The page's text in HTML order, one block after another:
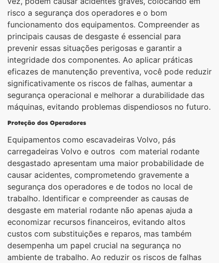
risco a segurança dos operadores e o bom
funcionamento dos equipamentos. Compreender as
principais causas de desgaste é essencial para
prevenir essas situações perigosas e garantir a
integridade dos componentes. Ao aplicar práticas
eficazes de manutenção preventiva, você pode reduzir
significativamente os riscos de falhas, aumentar a
segurança operacional e melhorar a durabilidade das
máquinas, evitando problemas dispendiosos no futuro.
Proteção dos Operadores
Equipamentos como escavadeiras Volvo, pás
carregadeiras Volvo e outros com material rodante
desgastado apresentam uma maior probabilidade de
causar acidentes, comprometendo gravemente a
segurança dos operadores e de todos no local de
trabalho. Identificar e compreender as causas de
desgaste em material rodante não apenas ajuda a
economizar recursos financeiros, evitando altos
custos com substituições e reparos, mas também
desempenha um papel crucial na segurança no
ambiente de trabalho. Ao reduzir os riscos de falhas